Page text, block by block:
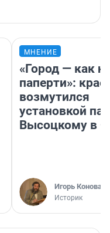
МНЕНИЕ
«Город — как
паперти»:
возмутился
установкой
Высоцкому в
Игорь
Историк